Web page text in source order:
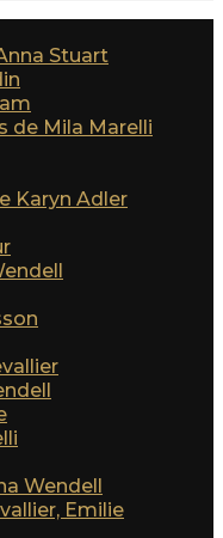
Stuart
de Mila Marelli
Karyn Adler
Wendell
Emilie